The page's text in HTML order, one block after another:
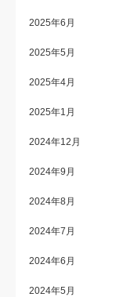
2025年6月
2025年5月
2025年4月
2025年1月
2024年12月
2024年9月
2024年8月
2024年7月
2024年6月
2024年5月